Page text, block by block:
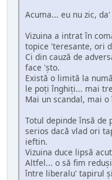
Acuma... eu nu zic, da'
Vizuina a intrat în
topice 'teresante, ori
Ci din cauză de
face 'șto.
Există o limită la
le poți înghiți... mai
Mai un scandal, mai
Totul depinde însă de
serios dacă vlad ori
ieftin.
Vizuina duce lipsă
Altfel... o să fim
între liberalu' tapirul